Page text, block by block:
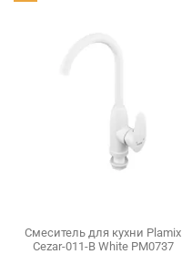
Смеситель для кухни Plamix
Cezar-011-B White PM0737